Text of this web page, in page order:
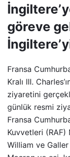
göreve
Fransa
Kralı III.
ziyaretini
günlük resmi
Fransa
Kuvvetleri (RAF)
William ve Galler